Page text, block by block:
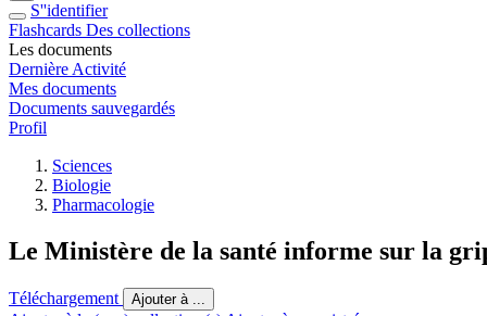
S''identifier
Flashcards Des collections
Les documents
Dernière Activité
Mes documents
Documents sauvegardés
Profil
Sciences
Biologie
Pharmacologie
Le Ministère de la santé informe sur la
Téléchargement Ajouter à ...